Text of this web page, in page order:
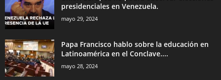
presidenciales en Venezuela.
mayo 29, 2024
Papa Francisco hablo sobre la educación en
Latinoamérica en el Conclave....
mayo 28, 2024